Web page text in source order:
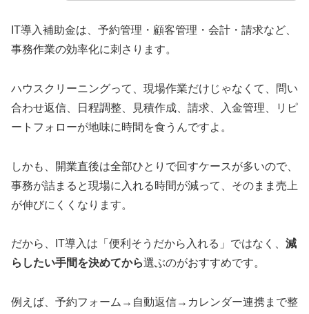
IT導入補助金は、予約管理・顧客管理・会計・請求など、
事務作業の効率化に刺さります。
ハウスクリーニングって、現場作業だけじゃなくて、問い
合わせ返信、日程調整、見積作成、請求、入金管理、リピ
ートフォローが地味に時間を食うんですよ。
しかも、開業直後は全部ひとりで回すケースが多いので、
事務が詰まると現場に入れる時間が減って、そのまま売上
が伸びにくくなります。
だから、IT導入は「便利そうだから入れる」ではなく、 減
らしたい手間を決めてから選ぶのがおすすめです。
例えば、予約フォーム→自動返信→カレンダー連携まで整